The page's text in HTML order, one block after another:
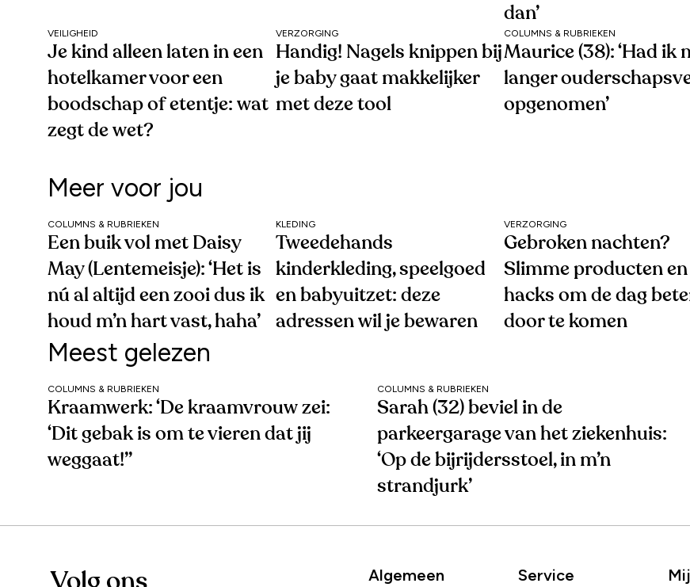
dan’
VEILIGHEID
Je kind alleen laten in een
hotelkamer voor een
boodschap of etentje: wat
zegt de wet?
VERZORGING
Handig! Nagels knippen bij
je baby gaat makkelijker
met deze tool
COLUMNS & RUBRIEKEN
Maurice (38): ‘Had ik
langer
opgenomen’
Meer voor jou
COLUMNS & RUBRIEKEN
Een buik vol met Daisy
May (Lentemeisje): ‘Het is
nú al altijd een zooi dus ik
houd m’n hart vast, haha’
KLEDING
Tweedehands
kinderkleding, speelgoed
en babyuitzet: deze
adressen wil je bewaren
VERZORGING
Gebroken nachten?
Slimme producten en
hacks om de dag
door te komen
Meest gelezen
COLUMNS & RUBRIEKEN
Kraamwerk: ‘De kraamvrouw zei:
‘Dit gebak is om te vieren dat jij
weggaat!’’
COLUMNS & RUBRIEKEN
Sarah (32) beviel in de
parkeergarage van het ziekenhuis:
‘Op de bijrijdersstoel, in m’n
strandjurk’
Volg ons Algemeen Service